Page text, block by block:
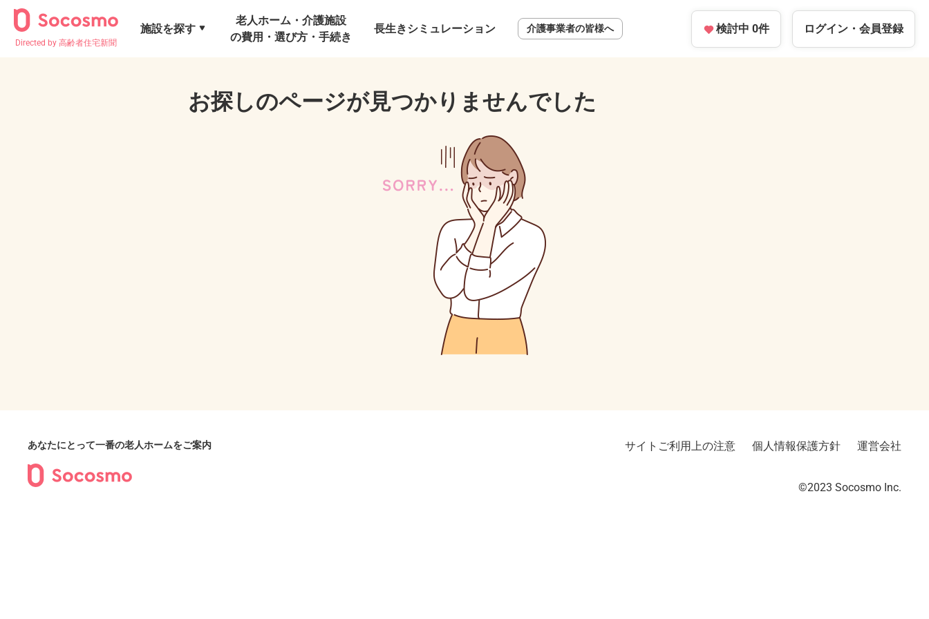
Directed by 高齢者住宅新聞
施設を探す
老人ホーム・介護施設
の費用・選び方・手続き
長生きシミュレーション 介護事業者の皆様へ 検討中 0件 ログイン・ 会員登録
お探しのページが見つかりませんでした
あなたにとって一番の老人ホームをご案内 サイトご利用上の注意 個人情報保護方針 運営会社
©2023︎ Socosmo Inc.